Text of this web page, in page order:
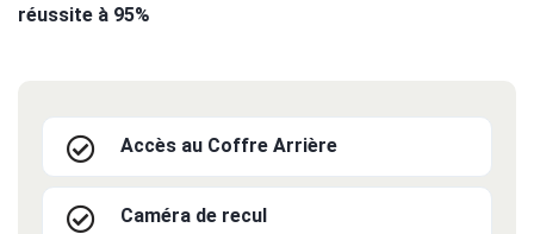
réussite à 95%
Accès au Coffre Arrière
Caméra de recul